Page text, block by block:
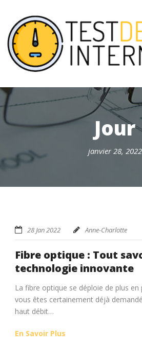
Jour
janvier 28, 2022
28 Jan 2022 Anne-Charlotte
Fibre optique : Tout
technologie innovante
La fibre optique se déploie de plus en
vous êtes certainement déjà
haut débit…
En Savoir Plus